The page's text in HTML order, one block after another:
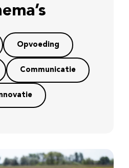
Opvoeding
Communicatie